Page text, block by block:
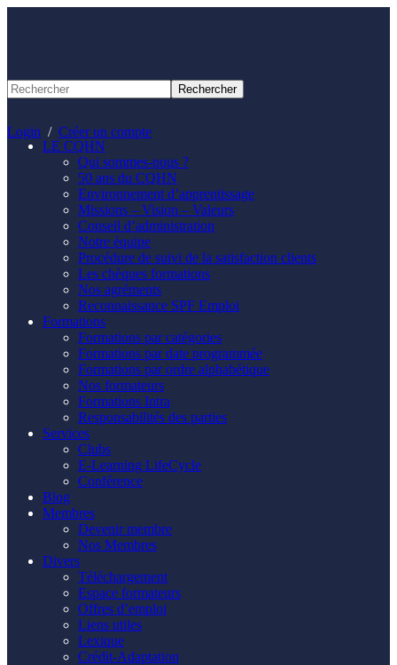
Login / Créer un compte
LE CQHN
Qui sommes-nous ?
50 ans du CQHN
Environnement d’apprentissage
Missions – Vision – Valeurs
Conseil d’administration
Notre équipe
Procédure de suivi de la satisfaction clients
Les chèques formations
Nos agréments
Reconnaissance SPF Emploi
Formations
Formations par catégories
Formations par date programmée
Formations par ordre alphabétique
Nos formateurs
Formations Intra
Responsabilités des parties
Services
Clubs
E-Learning LifeCycle
Conférence
Blog
Membres
Devenir membre
Nos Membres
Divers
Téléchargement
Espace formateurs
Offres d’emploi
Liens utiles
Lexique
Crédit-Adaptation
Panneau de gestion des cookies